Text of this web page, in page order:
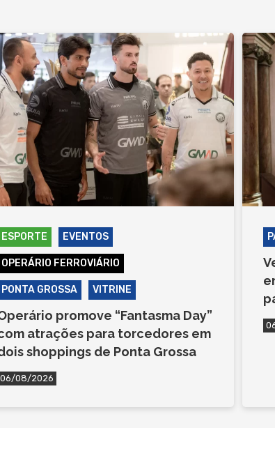
ESPORTE EVENTOS
OPERÁRIO FERROVIÁRIO
PONTA GROSSA VITRINE
promove “Fantasma Day”
atrações para torcedores em
shoppings de Ponta Grossa
06/08/2026